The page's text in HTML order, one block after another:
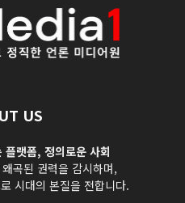
US
랫폼, 정의로운 사회
곡된 권력을 감시하며,
시대의 본질을 전합니다.